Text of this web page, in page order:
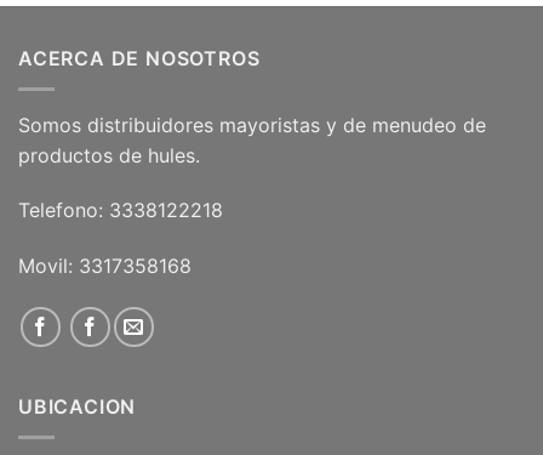
ACERCA DE NOSOTROS
Somos distribuidores mayoristas y de menudeo de
productos de hules.
Telefono: 3338122218
Movil: 3317358168
UBICACION